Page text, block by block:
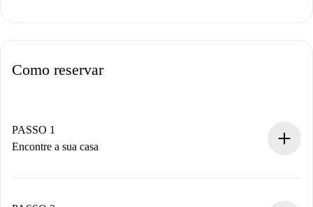
Como reservar
PASSO 1
Encontre a sua casa